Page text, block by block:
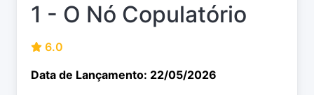
1 - O Nó Copulatório
6.0
Data de Lançamento: 22/05/2026